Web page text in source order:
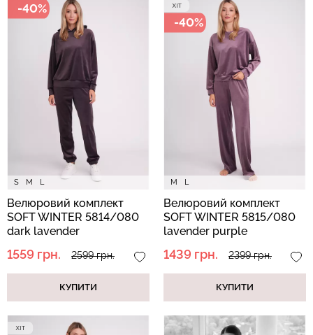
S M L
-40%
Велюровий комплект
SOFT WINTER 5814/080
dark lavender
1559 грн. 2599 грн.
КУПИТИ
M L
-40%
Велюровий комплект
SOFT WINTER 5815/080
lavender purple
1439 грн. 2399 грн.
КУПИТИ
Безшовні стрінги STRING
BRIEFS (чорний) Giulia
299 грн.
Топ на бретелях в рубчик
CAMI TOP RIB white (білий)
499 грн.